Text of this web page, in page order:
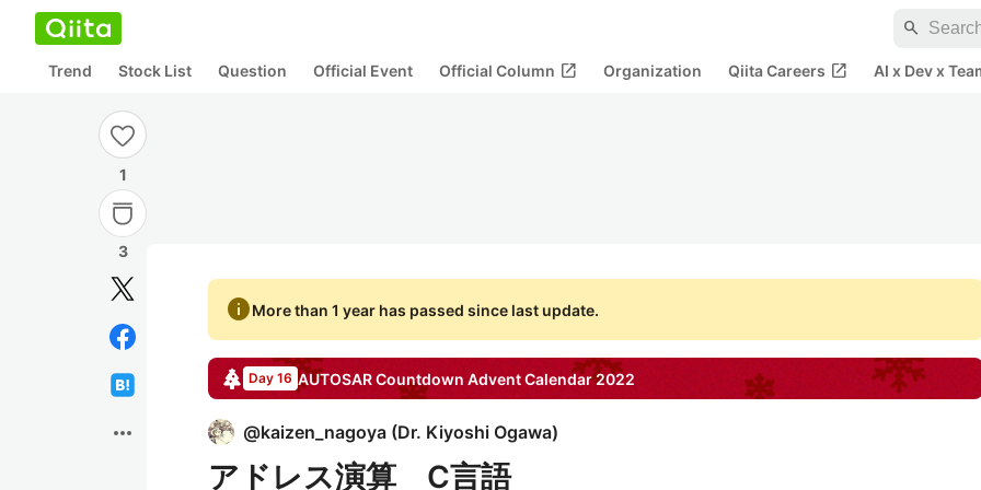
search
Trend Stock List Question Official Event Official Column open_in_new Organization Qiita Careers open_in_new AI x Dev x
1
3
more_horiz
infoMore than 1 year has passed since last update.
Day 16 AUTOSAR Countdown Advent Calendar 2022
@kaizen_nagoya (Dr. Kiyoshi Ogawa)
アドレス演算 C言語